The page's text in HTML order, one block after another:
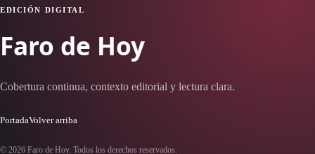
EDICIÓN DIGITAL
Faro de Hoy
Cobertura continua, contexto editorial y lectura clara.
PortadaVolver arriba
© 2026 Faro de Hoy. Todos los derechos reservados.